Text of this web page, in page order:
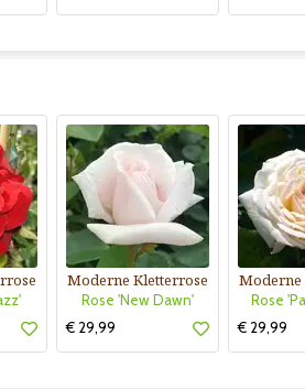
Moderne Kletterrose
Rose 'New Dawn'
€ 29,99
Moderne
Rose
€ 29,99